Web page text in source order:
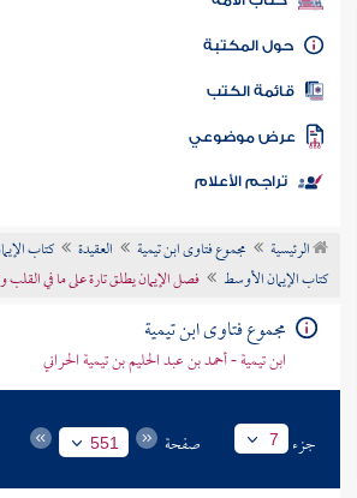
كتاب الأمة
المكتبة
الكتب
موضوعي
تراجم الأعلام
الرئيسية مجموع فتاوى ابن تيمية العقيدة
كتاب
كتاب الإيمان الأوسط
فصل الإيمان يطلق تارة على ما في القلب
مجموع فتاوى ابن تيمية
ابن تيمية - أحمد بن عبد الحليم بن تيمية الحراني
جزء 7 صفحة 551